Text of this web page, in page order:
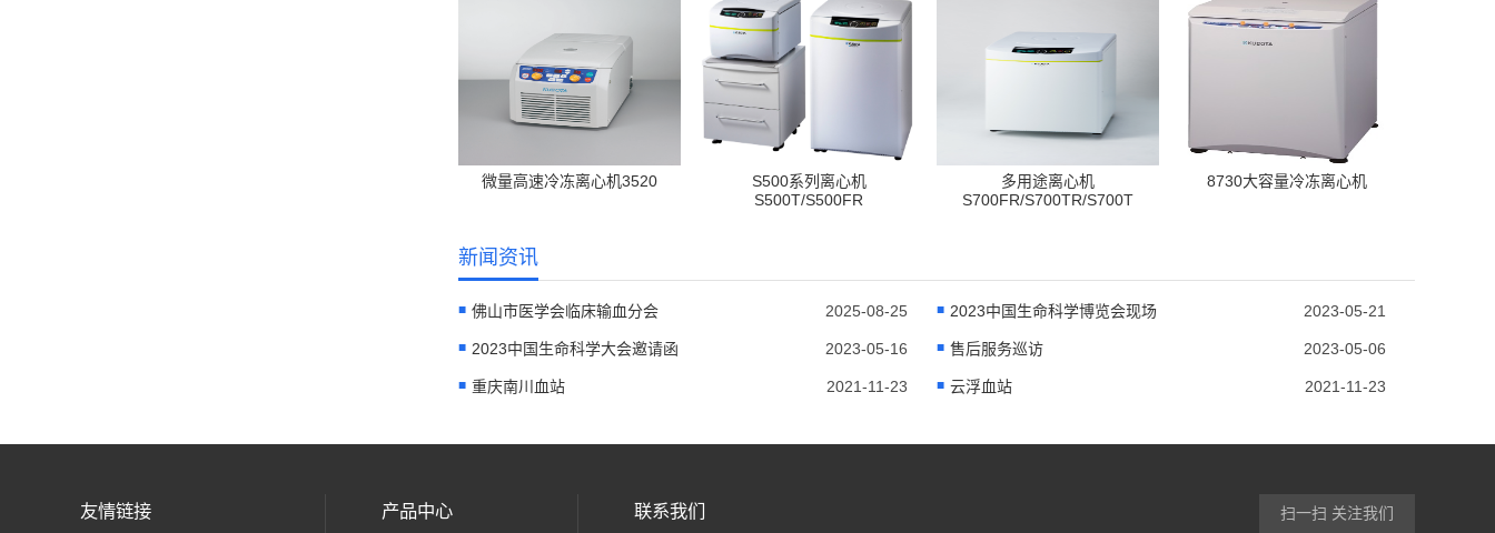
微量高速冷冻离心机3520
S500系列离心机
S500T/S500FR
多用途离心机
S700FR/S700TR/S700T
8730大容量冷冻离心机
新闻资讯
佛山市医学会临床输血分会 2025-08-25 2023中国生命科学博览会现场 2023-05-21
2023中国生命科学大会邀请函 2023-05-16 售后服务巡访 2023-05-06
重庆南川血站 2021-11-23 云浮血站 2021-11-23
友情链接 产品中心 联系我们 扫一扫 关注我们